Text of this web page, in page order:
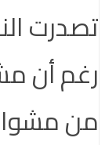
تصدرت
رغم أن
من